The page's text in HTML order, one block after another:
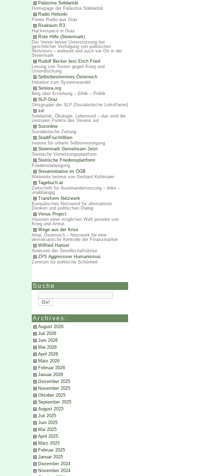
Palästina Solidarität
Homepage der Palästina Solidarität
Radio Helsinki
Freies Radio aus Graz
Realraum R3
Hackerspace in Graz
Rote Hilfe (Steiermark)
Der Verein leistet Unterstützung bei
gerichtlicher Verfolgung von politischen
Aktivisten – weltweit und auch vor Ort in der
Steiermark
Rudolf Becker liest Erich Fried
Lesung von Texten gegen Krieg und
Unterdrückung
Selbstbestimmtes Österreich
Initiative zum Systemwandel
Seniora.org
Blog über Erziehung – Ethik – Politik
SLP-Graz
Ortsgruppe der SLP (Sozialistische LinksPartei)
sol
Solidarität, Ökologie, Lebensstil – das sind die
zentralen Punkte des Vereins sol
Sozonline
Sozialistische Zeitung
StadtFruchtWien
Iniative für urbane Selbstversorgung
Steiermark Gemeinsam Jetzt
Steirische Vernetzungsplattform
Steirische Friedensplattform
Friedensbewegung
Steuerinitiative im ÖGB
Webseite betreut von Gerhard Kohlmaier
Tagebuch.at
Zeitschrift für Auseinandersetzung – links –
unabhängig
Transform Netzwerk
Europäisches Netzwerd für alternatives
Denken und politischen Dialog
Venus Project
Visionen einer möglichen Welt jenseits von
Krieg und Armut
Wege aus der Krise
Attac Österreich – Netzwerk für eine
demokratische Kontrolle der Finanzmärkte
Wilfried Hanser
Analysen der Gesellschaftskrise
ZPS Aggressiver Humanismus
Zentrum für politische Schönheit
Suche
Archives:
August 2026
Juli 2026
Juni 2026
Mai 2026
April 2026
März 2026
Februar 2026
Januar 2026
Dezember 2025
November 2025
Oktober 2025
September 2025
August 2025
Juli 2025
Juni 2025
Mai 2025
April 2025
März 2025
Februar 2025
Januar 2025
Dezember 2024
November 2024